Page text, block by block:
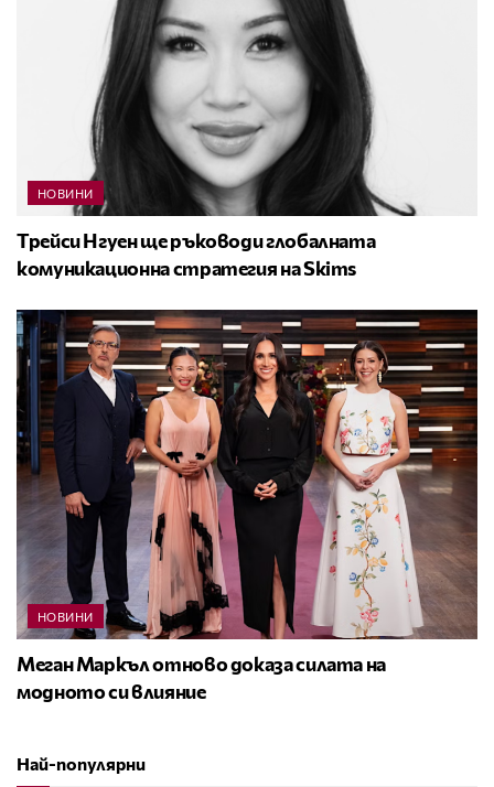
НОВИНИ
Трейси Нгуен ще ръководи глобалната
комуникационна стратегия на Skims
НОВИНИ
Меган Маркъл отново доказа силата на
модното си влияние
Най-популярни